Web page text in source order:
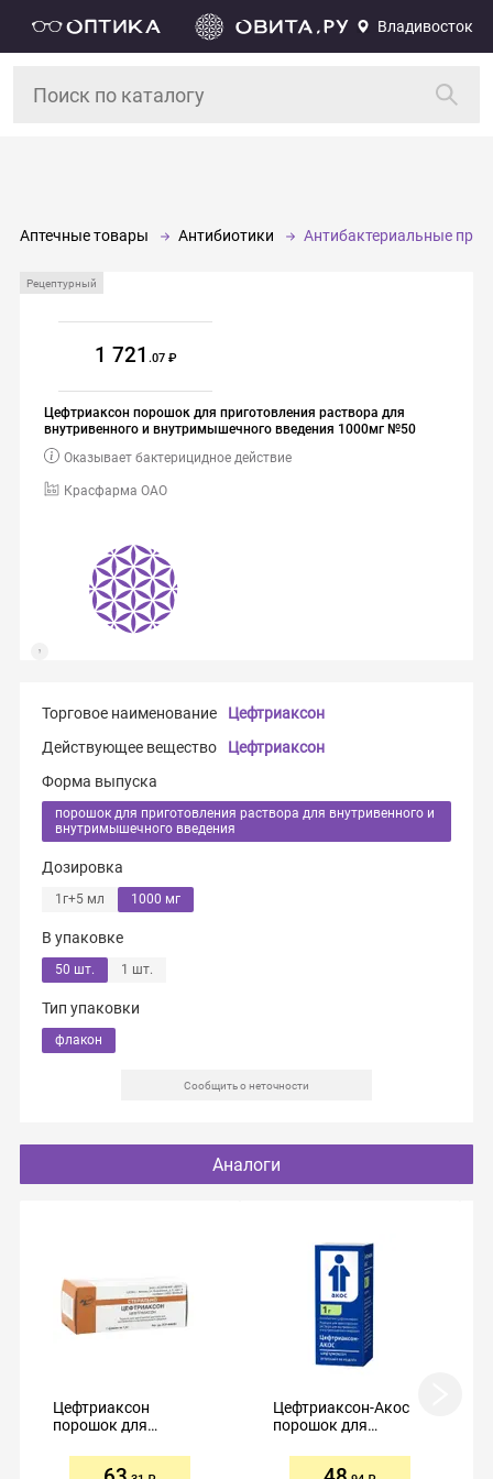
Владивосток
Аптечные товары Антибиотики Антибактериальные
Рецептурный
Цефтриаксон порошок для приготовления раствора для
внутривенного и внутримышечного введения 1000мг №50
Красфарма ОАО
Оказывает бактерицидное действие
1 721 .07
Торговое наименование
Цефтриаксон
Действующее вещество
Цефтриаксон
Форма выпуска
порошок для приготовления раствора для внутривенного и
внутримышечного введения
Дозировка
1г+5 мл 1000 мг
В упаковке
50 шт. 1 шт.
Тип упаковки
флакон
Сообщить о неточности
Аналоги
Цефтриаксон
порошок для
раствора для
Цефтриаксон-Акос
порошок для
раствора для